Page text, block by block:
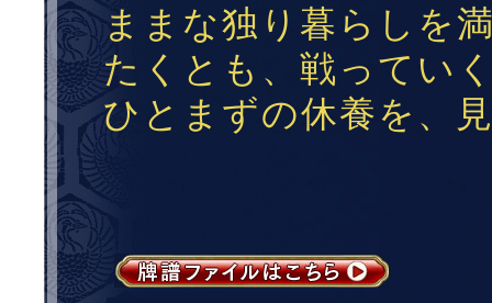
ままな独り暮らしを
たくとも、戦ってい
ひとまずの休養を、